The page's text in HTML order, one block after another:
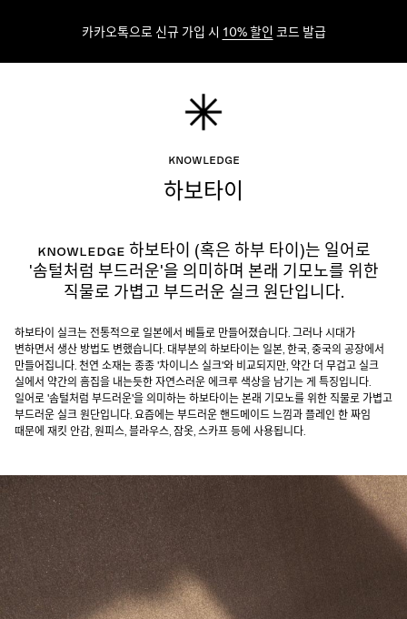
카카오톡으로 신규 가입 시 10% 할인 코드 발급
Knowledge
하보타이
Knowledge 하보타이 (혹은 하부 타이)는 일어로
'솜털처럼 부드러운'을 의미하며 본래 기모노를 위한
직물로 가볍고 부드러운 실크 원단입니다.
하보타이 실크는 전통적으로 일본에서 베틀로 만들어졌습니다. 그러나 시대가
변하면서 생산 방법도 변했습니다. 대부분의 하보타이는 일본, 한국, 중국의 공장에서
만들어집니다. 천연 소재는 종종 '차이니스 실크'와 비교되지만, 약간 더 무겁고 실크
실에서 약간의 흠집을 내는듯한 자연스러운 에크루 색상을 남기는 게 특징입니다.
일어로 '솜털처럼 부드러운'을 의미하는 하보타이는 본래 기모노를 위한 직물로 가볍고
부드러운 실크 원단입니다. 요즘에는 부드러운 핸드메이드 느낌과 플레인 한 짜임
때문에 재킷 안감, 원피스, 블라우스, 잠옷, 스카프 등에 사용됩니다.